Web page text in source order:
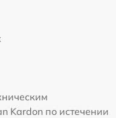
Kardon по истечении